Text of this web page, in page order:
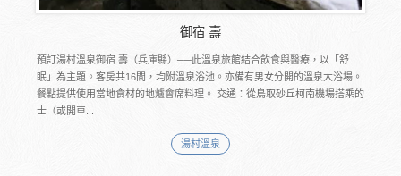
御宿 壽
預訂湯村溫泉御宿 壽（兵庫縣）──此溫泉旅館結合飲食與醫療，以「舒
眠」為主題。客房共16間，均附溫泉浴池。亦備有男女分開的溫泉大浴場。
餐點提供使用當地食材的地爐會席料理。 交通：從鳥取砂丘柯南機場搭乘的
士（或開車...
湯村溫泉